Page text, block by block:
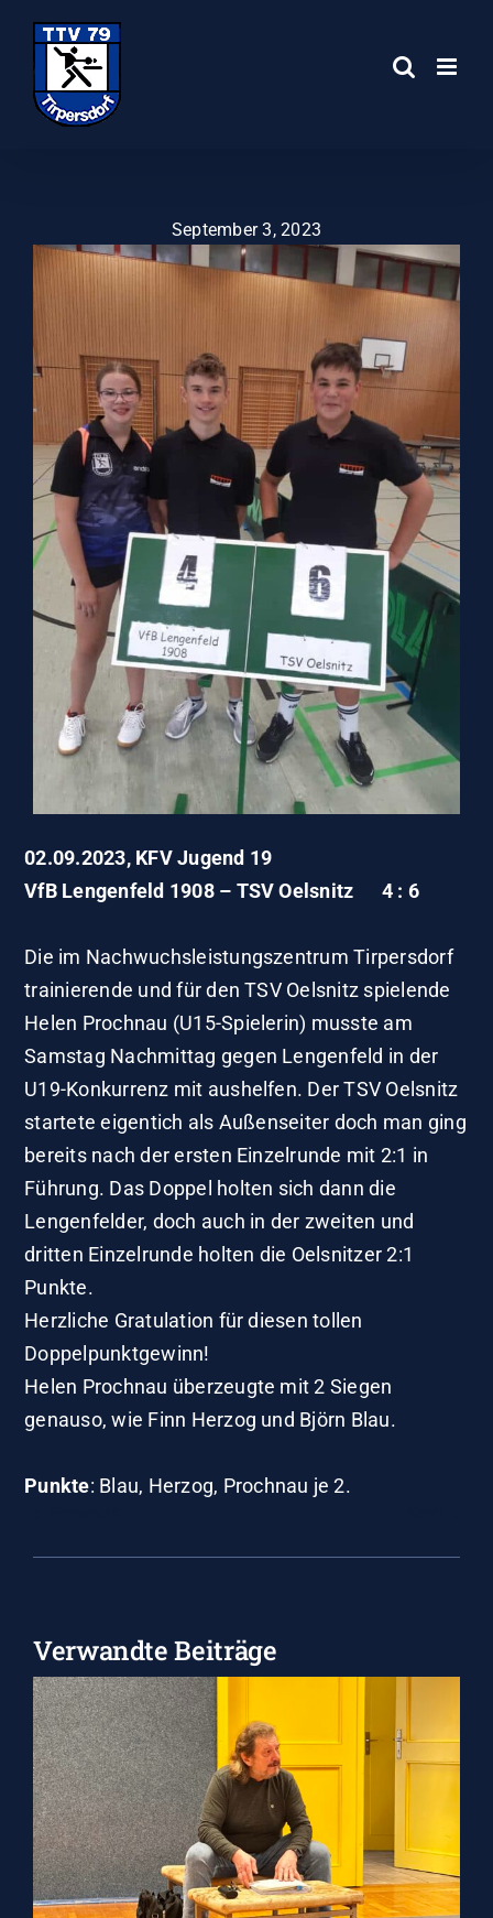
Inhalt
springen
September 3, 2023
02.09.2023, KFV Jugend 19
VfB Lengenfeld 1908 – TSV Oelsnitz 4 : 6
Die im Nachwuchsleistungszentrum Tirpersdorf
trainierende und für den TSV Oelsnitz spielende
Helen Prochnau (U15-Spielerin) musste am
Samstag Nachmittag gegen Lengenfeld in der
U19-Konkurrenz mit aushelfen. Der TSV Oelsnitz
startete eigentich als Außenseiter doch man ging
bereits nach der ersten Einzelrunde mit 2:1 in
Führung. Das Doppel holten sich dann die
Lengenfelder, doch auch in der zweiten und
dritten Einzelrunde holten die Oelsnitzer 2:1
Punkte.
Herzliche Gratulation für diesen tollen
Doppelpunktgewinn!
Helen Prochnau überzeugte mit 2 Siegen
genauso, wie Finn Herzog und Björn Blau.
Punkte: Blau, Herzog, Prochnau je 2.
Verwandte Beiträge